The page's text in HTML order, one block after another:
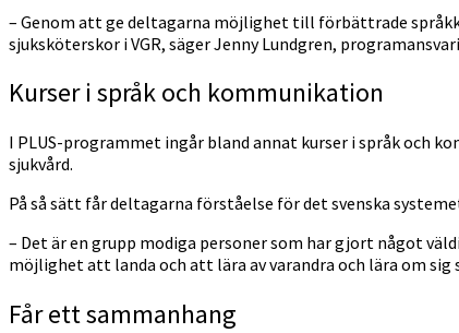
– Genom att ge deltagarna möjlighet till förbättrade
sjuksköterskor i VGR, säger Jenny Lundgren,
Kurser i språk och kommunikation
I PLUS-programmet ingår bland annat kurser i språk och
sjukvård.
På så sätt får deltagarna förståelse för det svenska
– Det är en grupp modiga personer som har gjort något
möjlighet att landa och att lära av varandra och lära om sig
Får ett sammanhang